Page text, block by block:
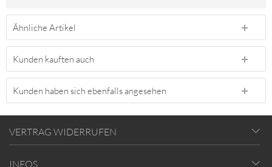
Ähnliche Artikel
Kunden kauften auch
Kunden haben sich ebenfalls angesehen
VERTRAG WIDERRUFEN
INFOS